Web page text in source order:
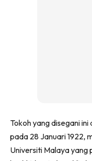
Tokoh yang disegani
pada 28 Januari 1922,
Universiti Malaya yang